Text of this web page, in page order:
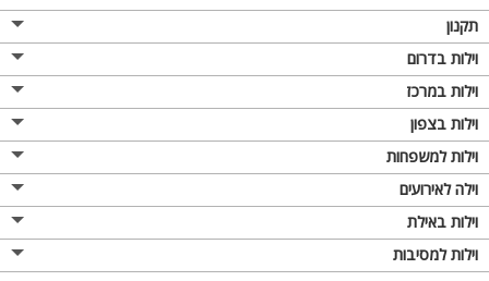
תקנון
וילות בדרום
וילות במרכז
וילות בצפון
וילות למשפחות
וילה לאירועים
וילות באילת
וילות למסיבות